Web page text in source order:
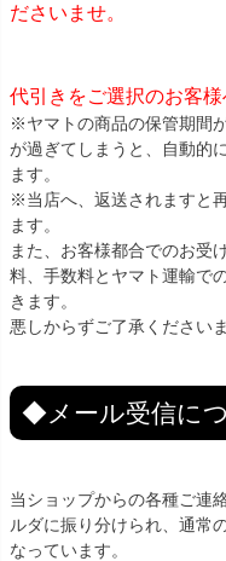
ださいませ。
代引きをご選択のお客様
※ヤマトの商品の保管期間
が過ぎてしまうと、自動的
ます。
※当店へ、返送されますと
ます。
また、お客様都合でのお受
料、手数料とヤマト運輸で
きます。
悪しからずご了承くださいま
◆メール受信に
当ショップからの各種ご連
ルダに振り分けられ、通常
なっています。